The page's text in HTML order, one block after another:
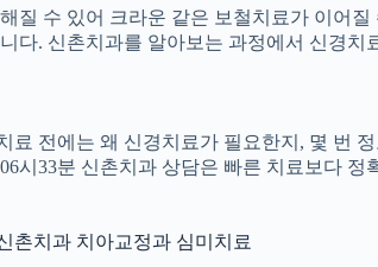
질 수 있어 크라운 같은 보철치료가 이어
다. 신촌치과를 알아보는 과정에서 신경
료 전에는 왜 신경치료가 필요한지, 몇 번
시33분 신촌치과 상담은 빠른 치료보다
촌치과 치아교정과 심미치료